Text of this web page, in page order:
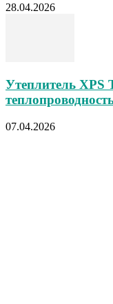
28.04.2026
Утеплитель XPS
07.04.2026